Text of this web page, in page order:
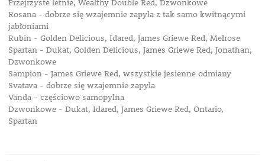
Przejrzyste letnie, Wealthy Double Red, Dzwonkowe
Rosana - dobrze się wzajemnie zapyla z tak samo kwitnącymi
jabłoniami
Rubin - Golden Delicious, Idared, James Griewe Red, Melrose
Spartan - Dukat, Golden Delicious, James Griewe Red, Jonathan,
Dzwonkowe
Sampion - James Griewe Red, wszystkie jesienne odmiany
Svatava - dobrze się wzajemnie zapyla
Vanda - częściowo samopylna
Dzwonkowe - Dukat, Idared, James Griewe Red, Ontario,
Spartan